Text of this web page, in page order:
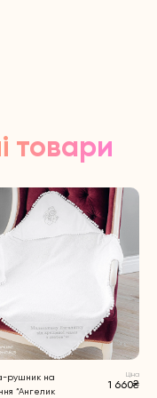
товари
рушник на
“Ангелик
Ціна
1 660₴